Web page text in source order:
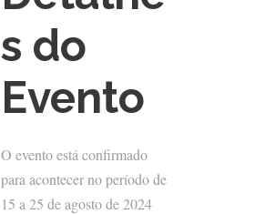
s do
Evento
O evento está confirmado
para acontecer no período de
15 a 25 de agosto de 2024